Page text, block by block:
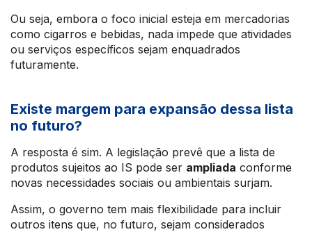
Ou seja, embora o foco inicial esteja em mercadorias
como cigarros e bebidas, nada impede que atividades
ou serviços específicos sejam enquadrados
futuramente.
Existe margem para expansão dessa lista
no futuro?
A resposta é sim. A legislação prevê que a lista de
produtos sujeitos ao IS pode ser ampliada conforme
novas necessidades sociais ou ambientais surjam.
Assim, o governo tem mais flexibilidade para incluir
outros itens que, no futuro, sejam considerados